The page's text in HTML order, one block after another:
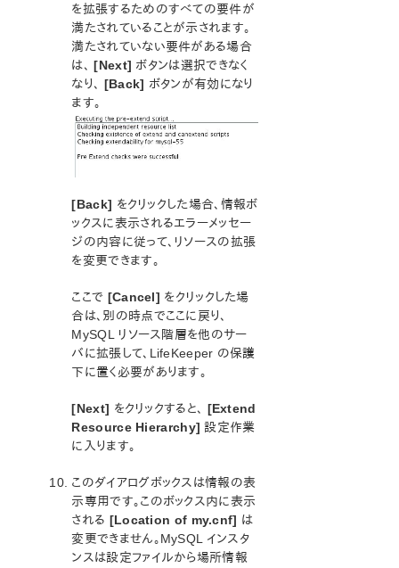
を拡張するためのすべての要件が
満たされていることが示されます。
満たされていない要件がある場合
は、[Next] ボタンは選択できなく
なり、 [Back] ボタンが有効になり
ます。
[Back] をクリックした場合、情報ボ
ックスに表示されるエラーメッセー
ジの内容に従って、リソースの拡張
を変更できます。
ここで [Cancel] をクリックした場
合は、別の時点でここに戻り、
MySQL リソース階層を他のサー
バに拡張して、LifeKeeper の保護
下に置く必要があります。
[Next] をクリックすると、 [Extend
Resource Hierarchy] 設定作業
に入ります。
このダイアログボックスは情報の表
示専用です。このボックス内に表示
される [Location of my.cnf] は
変更できません。MySQL インスタ
ンスは設定ファイルから場所情報